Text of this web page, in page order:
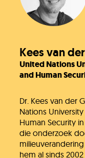
Kees van
United Nations
and Human
Dr. Kees van der
Nations
Human Security
die onderzoek
hem al sinds